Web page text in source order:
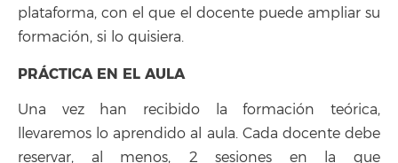
plataforma, con el que el docente puede ampliar su
formación, si lo quisiera.
PRÁCTICA EN EL AULA
Una vez han recibido la formación teórica,
llevaremos lo aprendido al aula. Cada docente debe
reservar, al menos, 2 sesiones en la que